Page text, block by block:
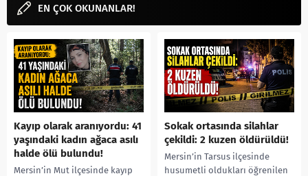
EN ÇOK OKUNANLAR!
Kayıp olarak aranıyordu: 41
yaşındaki kadın ağaca asılı
halde ölü bulundu!
Mersin’in Mut ilçesinde kayıp
Sokak ortasında silahlar
çekildi: 2 kuzen öldürüldü!
Mersin’in Tarsus ilçesinde
husumetli oldukları öğrenilen